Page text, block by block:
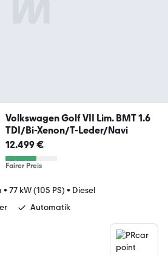
Volkswagen Golf VII Lim. BMT 1.6
TDI/Bi-Xenon/T-Leder/Navi
12.499 €
Fairer Preis
• 77 kW (105 PS) • Diesel
Automatik